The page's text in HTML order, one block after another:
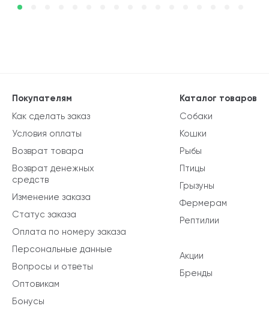
Каталог товаров
Собаки
Кошки
Рыбы
Птицы
Грызуны
Фермерам
Рептилии
Акции
Бренды
Покупателям
Как сделать заказ
Условия оплаты
Возврат товара
Возврат денежных
средств
Изменение заказа
Статус заказа
Оплата по номеру заказа
Персональные данные
Вопросы и ответы
Оптовикам
Бонусы